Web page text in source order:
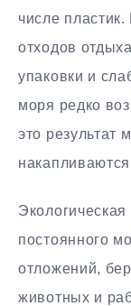
числе
отходов
упаковки и
моря редко
это результат
постоянного
отложений,
животных и